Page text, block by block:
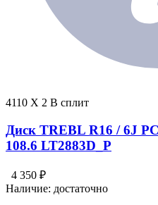
4110 X 2 В сплит
Диск TREBL R16 / 6J
108.6 LT2883D_P
4 350 ₽
Наличие: достаточно